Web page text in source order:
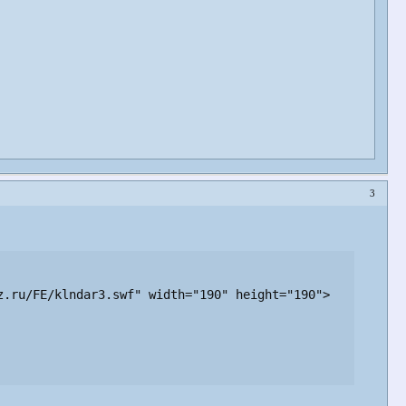
3
FE/klndar3.swf" width="190" height="190">